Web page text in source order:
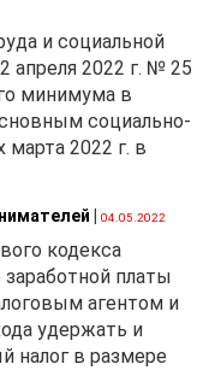
и социальной
апреля 2022 г. № 25
минимума в
социально-
2022 г. в
04.05.2022
кодекса
платы
агентом и
удержать и
налог в размере